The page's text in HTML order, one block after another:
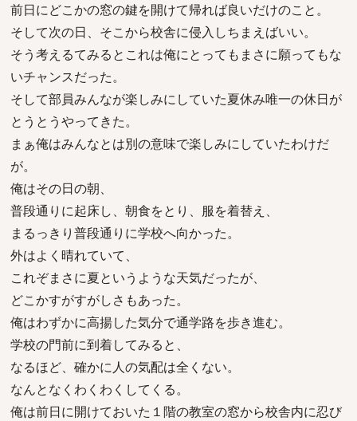
前日にどこかの窓の鍵を開けて帰れば良いだけのこと。
そして次の日、そこから校舎に侵入しちまえばいい。
そう考えるてみるとこれは俺にとってもまさに願ってもな
いチャンスだった。
そして部員みんなが楽しみにしていた夏休み唯一の休日が
とうとうやってきた。
まぁ俺はみんなとは別の意味で楽しみにしていたわけだ
が。
俺はその日の朝、
普段通りに起床し、朝食をとり、服を着替え、
まるっきり普段通りに学校へ向かった。
外はよく晴れていて、
これぞまさに夏というような天気だったが、
どこかすがすがしさもあった。
俺はわずかに高揚した気分で通学路を歩き進む。
学校の門前に到着してみると、
なるほど、確かに人の気配は全くない。
なんとなくわくわくしてくる。
俺は前日に開けておいた１階の教室の窓から校舎内に忍び